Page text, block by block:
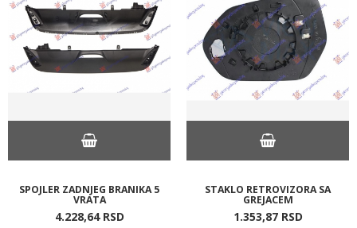
SPOJLER ZADNJEG BRANIKA 5
VRATA
4.228,64 RSD
STAKLO RETROVIZORA SA
GREJACEM
1.353,87 RSD